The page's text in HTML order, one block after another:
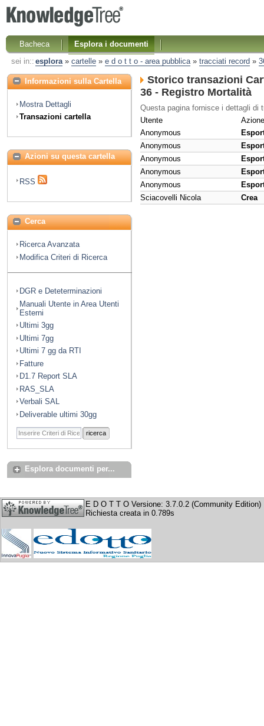
Bacheca
Esplora i documenti
sei in:: esplora» cartelle» e d o t t o - area pubblica» tracciati record »
Informazioni sulla Cartella
Mostra Dettagli
Transazioni cartella
Azioni su questa cartella
RSS
Cerca
Ricerca Avanzata
Modifica Criteri di Ricerca
DGR e Deteterminazioni
Manuali Utente in Area Utenti
Esterni
Ultimi 3gg
Ultimi 7gg
Ultimi 7 gg da RTI
Fatture
D1.7 Report SLA
RAS_SLA
Verbali SAL
Deliverable ultimi 30gg
ricerca
Esplora documenti per...
Storico transazioni
36 - Registro Mortalità
Questa pagina fornisce i dettagli
Utente
Azione
Anonymous
Anonymous
Anonymous
Anonymous
Anonymous
Sciacovelli Nicola
Crea
E D O T T O Versione: 3.7.0.2 (Community Edition)
Richiesta creata in 0.789s